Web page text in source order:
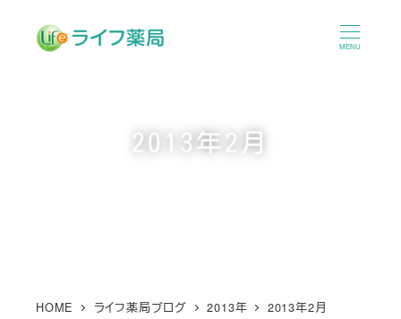
MENU
2013年2月
HOME ライフ薬局ブログ 2013年 2013年2月